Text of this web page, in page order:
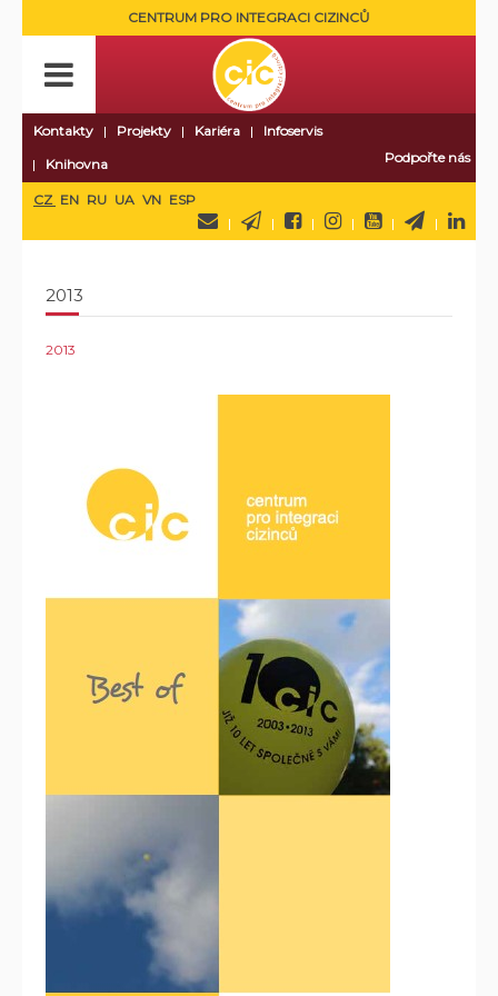
CENTRUM PRO INTEGRACI CIZINCŮ
Kontakty Projekty Kariéra
Infoservis
Knihovna
Podpořte nás
CZ EN RU UA VN ESP
2013
2013